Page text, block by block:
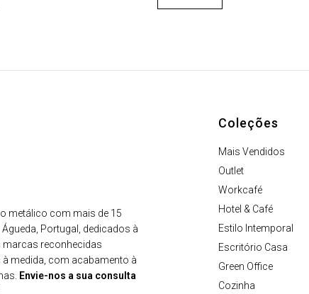
metálico com mais de 15
Portugal, dedicados à
marcas reconhecidas
medida, com acabamento à
Envie-nos a sua consulta
Coleções
Mais Vendidos
Outlet
Workcafé
Hotel & Café
Estilo Intemporal
Escritório Casa
Green Office
Cozinha